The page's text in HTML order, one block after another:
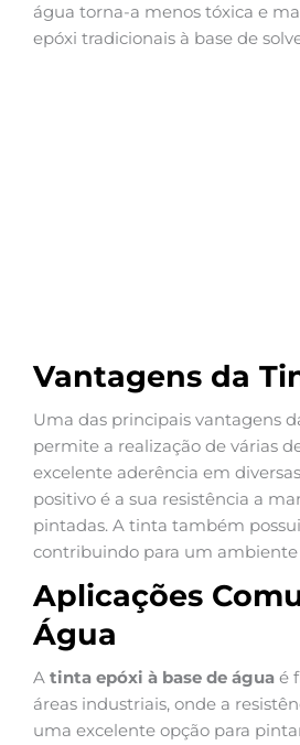
água torna-a menos tóxica e
epóxi tradicionais à base de
Vantagens da
Uma das principais vantagens
permite a realização de várias
excelente aderência em
positivo é a sua resistência a
pintadas. A tinta também
contribuindo para um ambiente
Aplicações
Água
A tinta epóxi à base de água é
áreas industriais, onde a
uma excelente opção para